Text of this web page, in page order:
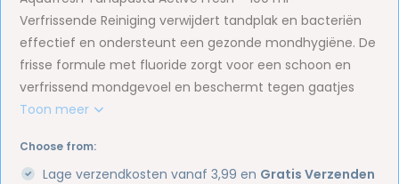
Verfrissende Reiniging verwijdert tandplak en bacteriën
effectief en ondersteunt een gezonde mondhygiëne. De
frisse formule met fluoride zorgt voor een schoon en
verfrissend mondgevoel en beschermt tegen gaatjes
Toon meer
Choose from:
Lage verzendkosten vanaf 3,99 en Gratis Verzenden